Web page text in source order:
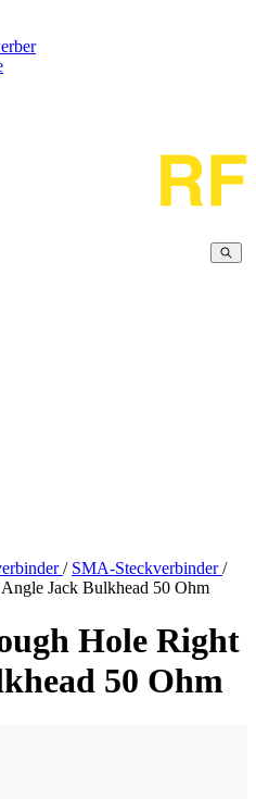
/ SMA-Steckverbinder/
Jack Bulkhead 50 Ohm
Hole Right
50 Ohm